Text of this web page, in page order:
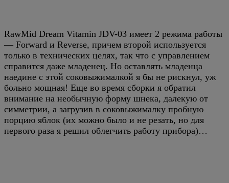
RawMid Dream Vitamin JDV-03 имеет 2 режима работы
— Forward и Reverse, причем второй используется
только в технических целях, так что с управлением
справится даже младенец. Но оставлять младенца
наедине с этой соковыжималкой я бы не рискнул, уж
больно мощная! Еще во время сборки я обратил
внимание на необычную форму шнека, далекую от
симметрии, а загрузив в соковыжималку пробную
порцию яблок (их можно было и не резать, но для
первого раза я решил облегчить работу прибора)…